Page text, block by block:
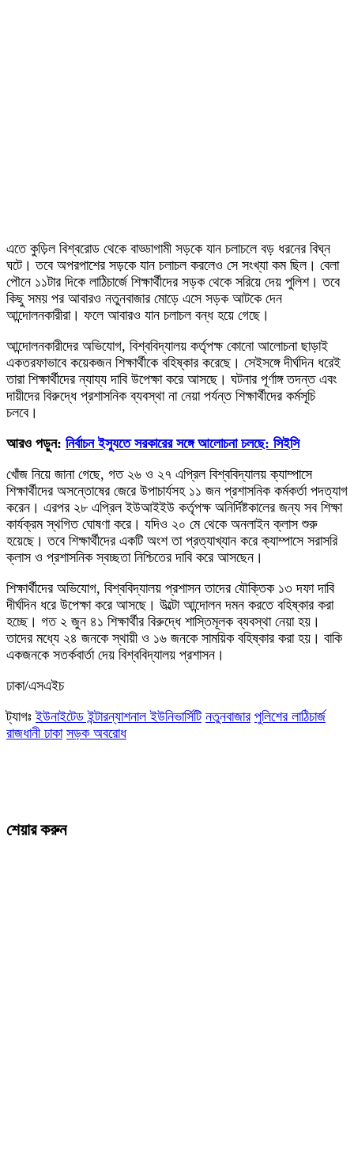
এতে কুড়িল বিশ্বরোড থেকে বাড্ডাগামী সড়কে যান চলাচলে বড় ধরনের বিঘ্ন
ঘটে। তবে অপরপাশের সড়কে যান চলাচল করলেও সে সংখ্যা কম ছিল। বেলা
পৌনে ১১টার দিকে লাঠিচার্জে শিক্ষার্থীদের সড়ক থেকে সরিয়ে দেয় পুলিশ। তবে
কিছু সময় পর আবারও নতুনবাজার মোড়ে এসে সড়ক আটকে দেন
আন্দোলনকারীরা। ফলে আবারও যান চলাচল বন্ধ হয়ে গেছে।
আন্দোলনকারীদের অভিযোগ, বিশ্ববিদ্যালয় কর্তৃপক্ষ কোনো আলোচনা ছাড়াই
একতরফাভাবে কয়েকজন শিক্ষার্থীকে বহিষ্কার করেছে। সেইসঙ্গে দীর্ঘদিন ধরেই
তারা শিক্ষার্থীদের ন্যায্য দাবি উপেক্ষা করে আসছে। ঘটনার পূর্ণাঙ্গ তদন্ত এবং
দায়ীদের বিরুদ্ধে প্রশাসনিক ব্যবস্থা না নেয়া পর্যন্ত শিক্ষার্থীদের কর্মসূচি
চলবে।
আরও পড়ুন: নির্বাচন ইস্যুতে সরকারের সঙ্গে আলোচনা চলছে: সিইসি
খোঁজ নিয়ে জানা গেছে, গত ২৬ ও ২৭ এপ্রিল বিশ্ববিদ্যালয় ক্যাম্পাসে
শিক্ষার্থীদের অসন্তোষের জেরে উপাচার্যসহ ১১ জন প্রশাসনিক কর্মকর্তা পদত্যাগ
করেন। এরপর ২৮ এপ্রিল ইউআইইউ কর্তৃপক্ষ অনির্দিষ্টকালের জন্য সব শিক্ষা
কার্যক্রম স্থগিত ঘোষণা করে। যদিও ২০ মে থেকে অনলাইন ক্লাস শুরু
হয়েছে। তবে শিক্ষার্থীদের একটি অংশ তা প্রত্যাখ্যান করে ক্যাম্পাসে সরাসরি
ক্লাস ও প্রশাসনিক স্বচ্ছতা নিশ্চিতের দাবি করে আসছেন।
শিক্ষার্থীদের অভিযোগ, বিশ্ববিদ্যালয় প্রশাসন তাদের যৌক্তিক ১৩ দফা দাবি
দীর্ঘদিন ধরে উপেক্ষা করে আসছে। উল্টো আন্দোলন দমন করতে বহিষ্কার করা
হচ্ছে। গত ২ জুন ৪১ শিক্ষার্থীর বিরুদ্ধে শাস্তিমূলক ব্যবস্থা নেয়া হয়।
তাদের মধ্যে ২৪ জনকে স্থায়ী ও ১৬ জনকে সাময়িক বহিষ্কার করা হয়। বাকি
একজনকে সতর্কবার্তা দেয় বিশ্ববিদ্যালয় প্রশাসন।
ঢাকা/এসএইচ
ট্যাগঃইউনাইটেড ইন্টারন্যাশনাল ইউনিভার্সিটি নতুনবাজার পুলিশের লাঠিচার্জ
রাজধানী ঢাকা সড়ক অবরোধ
শেয়ার করুন